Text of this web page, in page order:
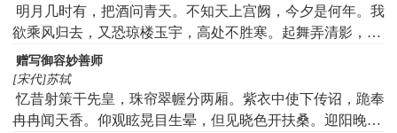
明月几时有，把酒问青天。不知天上宫阙，今夕是何年。我
欲乘风归去，又恐琼楼玉宇，高处不胜寒。起舞弄清影，何
似在人间。转朱阁，低绮户，照无眠。不应有恨，何事长向
别时圆。人有悲欢离合，月有阴晴圆缺，此事古难全。但愿
人长久，千里共婵娟。
赠写御容妙善师
[宋代]苏轼
忆昔射策干先皇，珠帘翠幄分两厢。紫衣中使下传诏，跪奉
冉冉闻天香。仰观眩晃目生晕，但见晓色开扶桑。迎阳晚出